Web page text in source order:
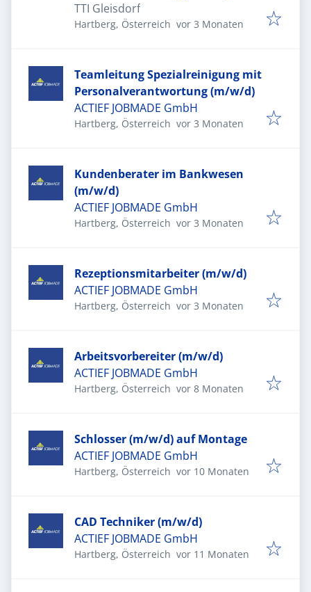
TTI Gleisdorf
Hartberg, Österreich Veröffentlicht:
vor 3 Monaten
Teamleitung Spezialreinigung mit
Personalverantwortung (m/w/d)
ACTIEF JOBMADE GmbH
Hartberg, Österreich Veröffentlicht:
vor 3 Monaten
Kundenberater im Bankwesen
(m/w/d)
ACTIEF JOBMADE GmbH
Hartberg, Österreich Veröffentlicht:
vor 3 Monaten
Rezeptionsmitarbeiter (m/w/d)
ACTIEF JOBMADE GmbH
Hartberg, Österreich Veröffentlicht:
vor 3 Monaten
Arbeitsvorbereiter (m/w/d)
ACTIEF JOBMADE GmbH
Hartberg, Österreich Veröffentlicht:
vor 8 Monaten
Schlosser (m/w/d) auf Montage
ACTIEF JOBMADE GmbH
Hartberg, Österreich Veröffentlicht:
vor 10 Monaten
CAD Techniker (m/w/d)
ACTIEF JOBMADE GmbH
Hartberg, Österreich Veröffentlicht:
vor 11 Monaten